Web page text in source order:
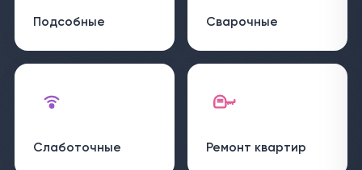
Подсобные Сварочные
Слаботочные Ремонт квартир